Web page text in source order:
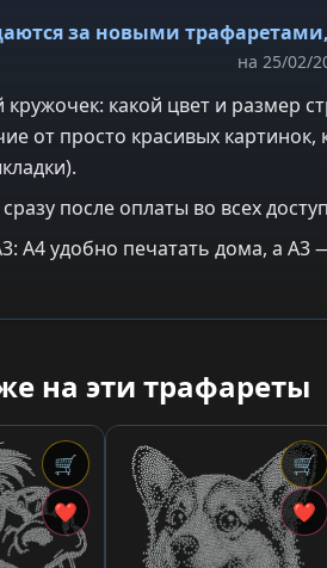
за новыми
на 25/02/
какой цвет и размер
от просто красивых
после оплаты во всех
A4 удобно печатать дома, а
на эти трафареты
🛒
❤
🛒
❤